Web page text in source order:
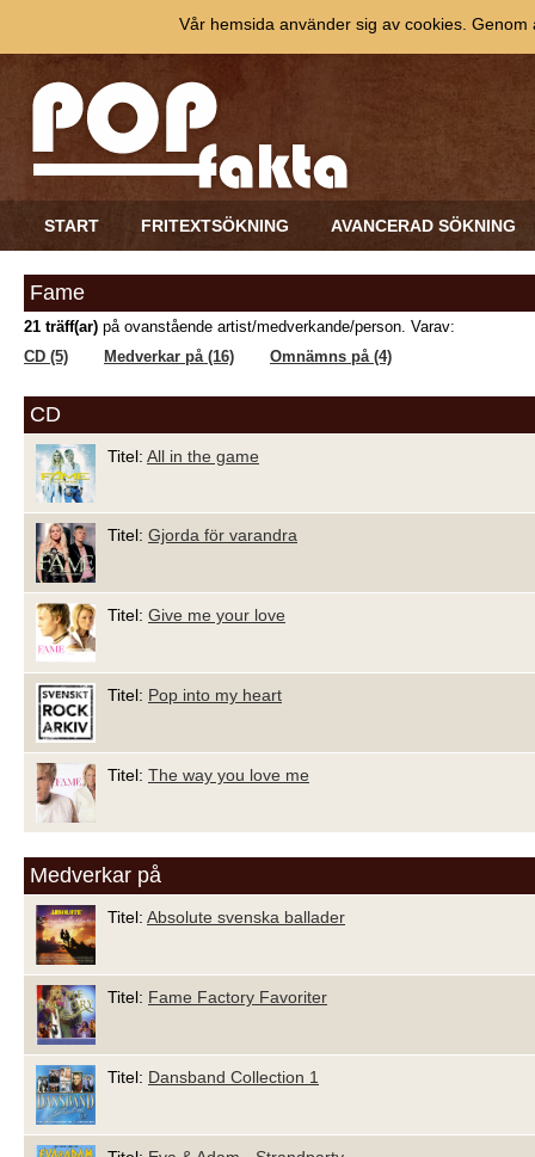
START FRITEXTSÖKNING AVANCERAD SÖKNING
Fame
21 träff(ar) på ovanstående artist/medverkande/person. Varav:
CD (5)
Medverkar på (16) Omnämns på (4)
CD
Titel: All in the game
Titel: Gjorda för varandra
Titel: Give me your love
Titel: Pop into my heart
Titel: The way you love me
Medverkar på
Titel: Absolute svenska ballader
Titel: Fame Factory Favoriter
Titel: Dansband Collection 1
Vår hemsida använder sig av cookies.